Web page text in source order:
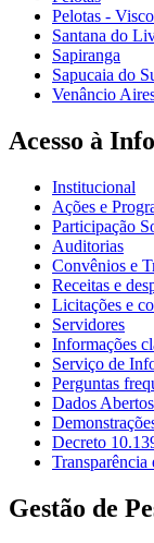
Pelotas -
Santana do
Sapiranga
Sapucaia do
Venâncio
Acesso à
Institucional
Ações e
Participação
Auditorias
Convênios e
Receitas e
Licitações e
Servidores
Informações
Serviço de
Perguntas
Dados Abertos
Decreto
Transparência
Gestão de